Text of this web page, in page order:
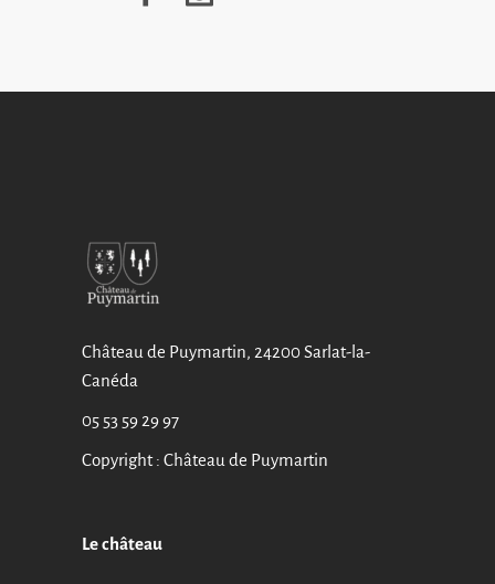
Château de Puymartin, 24200 Sarlat-la-
Canéda
05 53 59 29 97
Copyright : Château de Puymartin
Le château